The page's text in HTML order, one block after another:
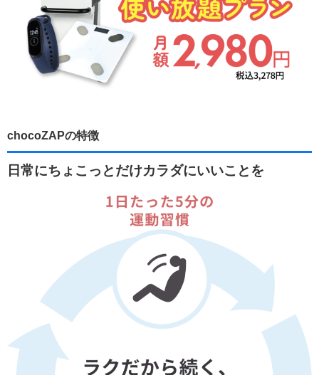
chocoZAPの特徴
日常にちょこっとだけカラダにいいことを